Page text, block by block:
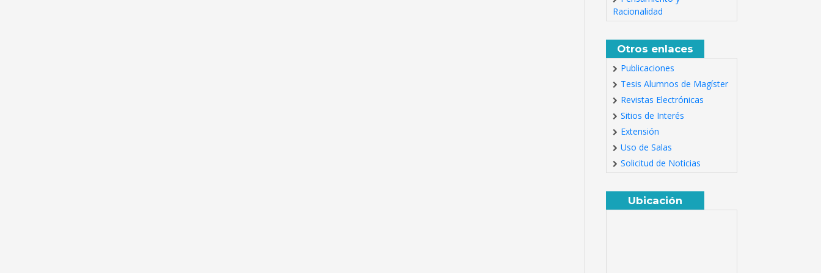
Racionalidad
Otros enlaces
Publicaciones
Tesis Alumnos de Magíster
Revistas Electrónicas
Sitios de Interés
Extensión
Uso de Salas
Solicitud de Noticias
Ubicación